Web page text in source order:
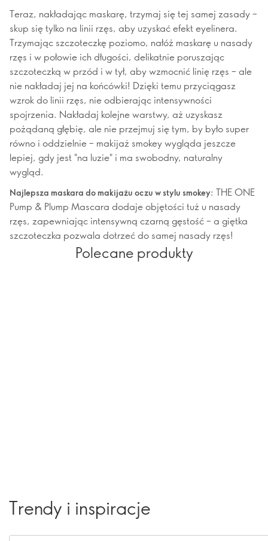
Teraz, nakładając maskarę, trzymaj się tej samej zasady –
skup się tylko na linii rzęs, aby uzyskać efekt eyelinera.
Trzymając szczoteczkę poziomo, nałóż maskarę u nasady
rzęs i w połowie ich długości, delikatnie poruszając
szczoteczką w przód i w tył, aby wzmocnić linię rzęs – ale
nie nakładaj jej na końcówki! Dzięki temu przyciągasz
wzrok do linii rzęs, nie odbierając intensywności
spojrzenia. Nakładaj kolejne warstwy, aż uzyskasz
pożądaną głębię, ale nie przejmuj się tym, by było super
równo i oddzielnie – makijaż smokey wygląda jeszcze
lepiej, gdy jest "na luzie" i ma swobodny, naturalny
wygląd.
Najlepsza maskara do makijażu oczu w stylu smokey: THE ONE
Pump & Plump Mascara dodaje objętości tuż u nasady
rzęs, zapewniając intensywną czarną gęstość – a giętka
szczoteczka pozwala dotrzeć do samej nasady rzęs!
Polecane produkty
Trendy i inspiracje